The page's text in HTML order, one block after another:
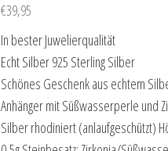
€39,95
In bester Juwelierqualität
Echt Silber 925 Sterling Silber
Schönes Geschenk aus echtem
Anhänger mit Süßwasserperle und
Silber rhodiniert (anlaufgeschützt)